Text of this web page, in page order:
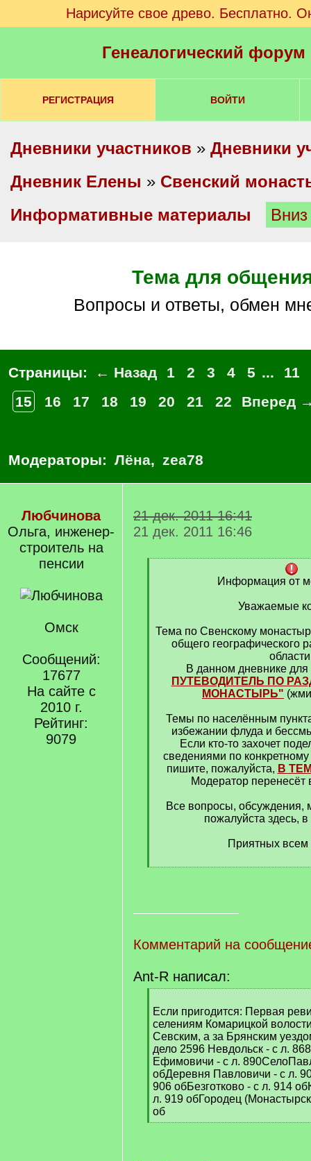
Нарисуйте свое древо. Бесплатно.
Генеалогический
РЕГИСТРАЦИЯ ВОЙТИ
Дневники участников » Дневники
Дневник Елены » Свенский
Информативные материалы
Тема для
Вопросы и ответы, обмен
Страницы: ← Назад 1 2 3 4 5 ...
11
15
16 17 18 19 20 21 22 Вперед
Модераторы: Лёна, zea78
Любчинова
Ольга, инженер-
строитель на
пенсии
Омск
Сообщений:
17677
На сайте с
2010 г.
Рейтинг:
9079
21 дек. 2011 16:41
21 дек. 2011 16:46
Информация от
Уважаемые
Тема по Свенскому
общего географического
В данном дневнике для
ПУТЕВОДИТЕЛЬ ПО
МОНАСТЫРЬ"
Темы по населённым
избежании флуда и
Если кто-то захочет
сведениями по
пишите, пожалуйста, В
Модератор перенесёт
Все вопросы, обсуждения,
пожалуйста здесь,
Приятных всем
[
Комментарий на
Ant-R написал:
q
]
Если пригодится: Первая
селениям Комарицкой
Севским, а за Брянским
дело 2596 Невдольск - с л.
Ефимовичи - с л.
обДеревня Павловичи - с л.
906 обБезготково - с л. 914
л. 919 обГородец
об
[